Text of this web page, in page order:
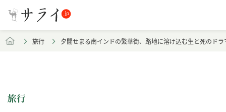
旅行 夕闇せまる南インドの繁華街、路地に溶け込む生と死のド
旅行